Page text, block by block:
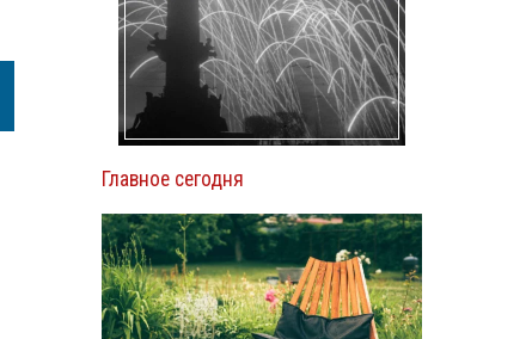
Главное сегодня